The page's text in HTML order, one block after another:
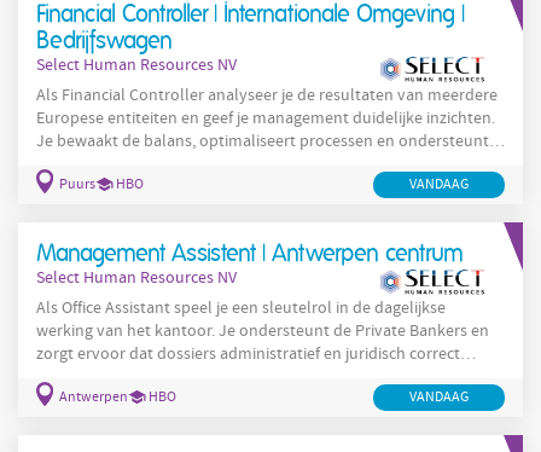
et corrective Optimiser le fonctionnement des
Financial Controller | Internationale Omgeving |
Bedrijfswagen
Select Human Resources NV
Als Financial Controller analyseer je de resultaten van meerdere
Europese entiteiten en geef je management duidelijke inzichten.
Je bewaakt de balans, optimaliseert processen en ondersteunt
bij budgetten, forecasts en audits. Kern van je taken: Resultaten
analyseren & bespreken met management Marges, WIP en
rapportering bewaken
Puurs HBO VANDAAG
Management Assistent | Antwerpen centrum
Select Human Resources NV
Als Office Assistant speel je een sleutelrol in de dagelijkse
werking van het kantoor. Je ondersteunt de Private Bankers en
zorgt ervoor dat dossiers administratief en juridisch correct
worden beheerd. Dankzij jouw structuur en nauwkeurigheid
verlopen processen vlot en professioneel. Je takenpakket
Antwerpen HBO VANDAAG